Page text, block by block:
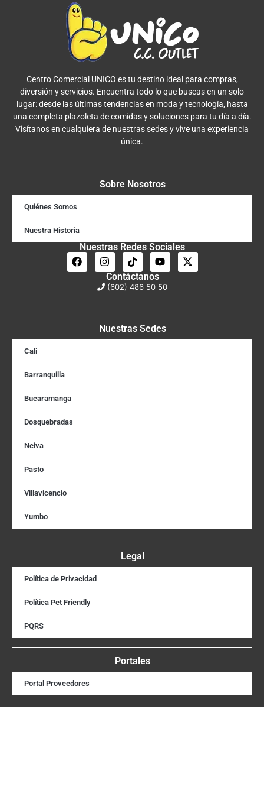
Centro Comercial UNICO es tu destino ideal para compras,
diversión y servicios. Encuentra todo lo que buscas en un solo
lugar: desde las últimas tendencias en moda y tecnología, hasta
una completa plazoleta de comidas y soluciones para tu día a día.
Visítanos en cualquiera de nuestras sedes y vive una experiencia
única.
Sobre Nosotros
Quiénes Somos
Nuestra Historia
Nuestras Redes Sociales
Contáctanos
(602) 486 50 50
Nuestras Sedes
Cali
Barranquilla
Bucaramanga
Dosquebradas
Neiva
Pasto
Villavicencio
Yumbo
Legal
Política de Privacidad
Política Pet Friendly
PQRS
Portales
Portal Proveedores